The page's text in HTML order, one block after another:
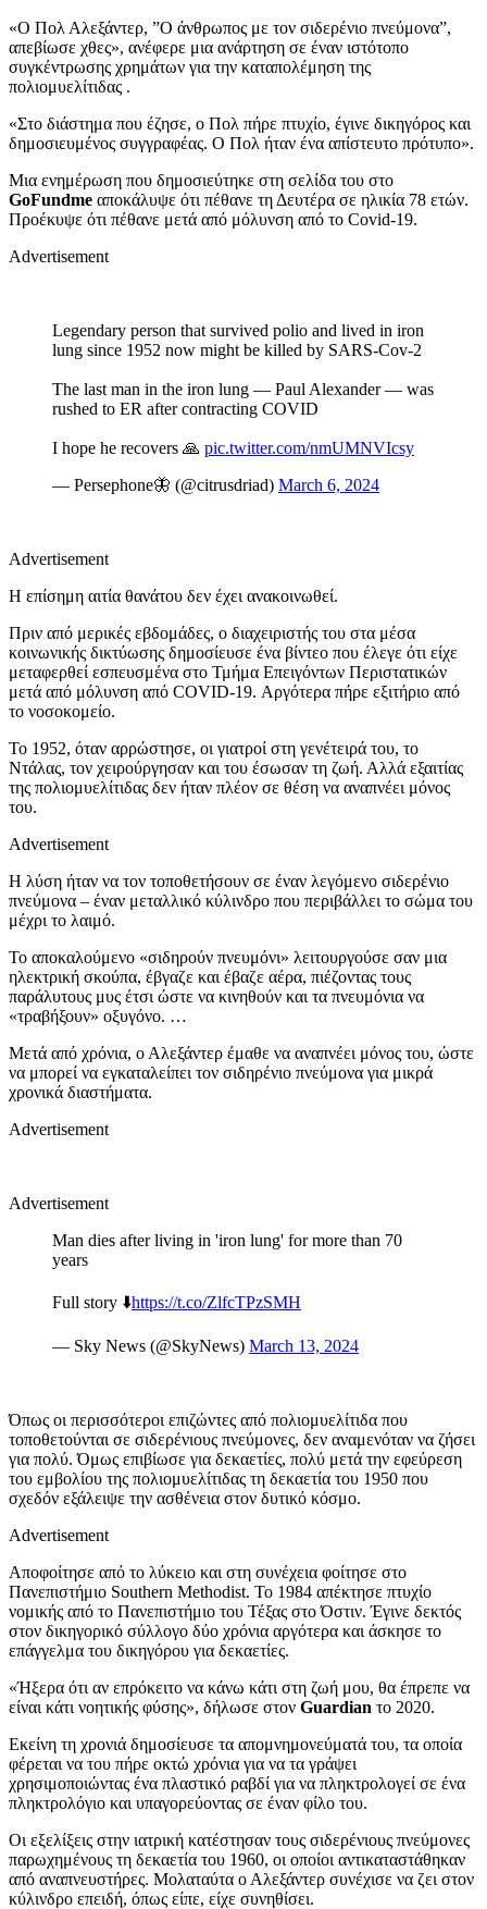
«Ο Πολ Αλεξάντερ, ”Ο άνθρωπος με τον σιδερένιο πνεύμονα”,
απεβίωσε χθες», ανέφερε μια ανάρτηση σε έναν ιστότοπο
συγκέντρωσης χρημάτων για την καταπολέμηση της
πολιομυελίτιδας .
«Στο διάστημα που έζησε, ο Πολ πήρε πτυχίο, έγινε δικηγόρος και
δημοσιευμένος συγγραφέας. Ο Πολ ήταν ένα απίστευτο πρότυπο».
Μια ενημέρωση που δημοσιεύτηκε στη σελίδα του στο
GoFundme αποκάλυψε ότι πέθανε τη Δευτέρα σε ηλικία 78 ετών.
Προέκυψε ότι πέθανε μετά από μόλυνση από το Covid-19.
Advertisement
Legendary person that survived polio and lived in iron
lung since 1952 now might be killed by SARS-Cov-2
The last man in the iron lung — Paul Alexander — was
rushed to ER after contracting COVID
I hope he recovers 🙏 pic.twitter.com/nmUMNVIcsy
— Persephone🦋 (@citrusdriad) March 6, 2024
Advertisement
Η επίσημη αιτία θανάτου δεν έχει ανακοινωθεί.
Πριν από μερικές εβδομάδες, ο διαχειριστής του στα μέσα
κοινωνικής δικτύωσης δημοσίευσε ένα βίντεο που έλεγε ότι είχε
μεταφερθεί εσπευσμένα στο Τμήμα Επειγόντων Περιστατικών
μετά από μόλυνση από COVID-19. Αργότερα πήρε εξιτήριο από
το νοσοκομείο.
Το 1952, όταν αρρώστησε, οι γιατροί στη γενέτειρά του, το
Ντάλας, τον χειρούργησαν και του έσωσαν τη ζωή. Αλλά εξαιτίας
της πολιομυελίτιδας δεν ήταν πλέον σε θέση να αναπνέει μόνος
του.
Advertisement
Η λύση ήταν να τον τοποθετήσουν σε έναν λεγόμενο σιδερένιο
πνεύμονα – έναν μεταλλικό κύλινδρο που περιβάλλει το σώμα του
μέχρι το λαιμό.
Το αποκαλούμενο «σιδηρούν πνευμόνι» λειτουργούσε σαν μια
ηλεκτρική σκούπα, έβγαζε και έβαζε αέρα, πιέζοντας τους
παράλυτους μυς έτσι ώστε να κινηθούν και τα πνευμόνια να
«τραβήξουν» οξυγόνο. …
Μετά από χρόνια, ο Αλεξάντερ έμαθε να αναπνέει μόνος του, ώστε
να μπορεί να εγκαταλείπει τον σιδηρένιο πνεύμονα για μικρά
χρονικά διαστήματα.
Advertisement
Advertisement
Man dies after living in 'iron lung' for more than 70
years
Full story ⬇️https://t.co/ZlfcTPzSMH
— Sky News (@SkyNews) March 13, 2024
Όπως οι περισσότεροι επιζώντες από πολιομυελίτιδα που
τοποθετούνται σε σιδερένιους πνεύμονες, δεν αναμενόταν να ζήσει
για πολύ. Όμως επιβίωσε για δεκαετίες, πολύ μετά την εφεύρεση
του εμβολίου της πολιομυελίτιδας τη δεκαετία του 1950 που
σχεδόν εξάλειψε την ασθένεια στον δυτικό κόσμο.
Advertisement
Αποφοίτησε από το λύκειο και στη συνέχεια φοίτησε στο
Πανεπιστήμιο Southern Methodist. Το 1984 απέκτησε πτυχίο
νομικής από το Πανεπιστήμιο του Τέξας στο Όστιν. Έγινε δεκτός
στον δικηγορικό σύλλογο δύο χρόνια αργότερα και άσκησε το
επάγγελμα του δικηγόρου για δεκαετίες.
«Ήξερα ότι αν επρόκειτο να κάνω κάτι στη ζωή μου, θα έπρεπε να
είναι κάτι νοητικής φύσης», δήλωσε στον Guardian το 2020.
Εκείνη τη χρονιά δημοσίευσε τα απομνημονεύματά του, τα οποία
φέρεται να του πήρε οκτώ χρόνια για να τα γράψει
χρησιμοποιώντας ένα πλαστικό ραβδί για να πληκτρολογεί σε ένα
πληκτρολόγιο και υπαγορεύοντας σε έναν φίλο του.
Οι εξελίξεις στην ιατρική κατέστησαν τους σιδερένιους πνεύμονες
παρωχημένους τη δεκαετία του 1960, οι οποίοι αντικαταστάθηκαν
από αναπνευστήρες. Μολαταύτα ο Αλεξάντερ συνέχισε να ζει στον
κύλινδρο επειδή, όπως είπε, είχε συνηθίσει.